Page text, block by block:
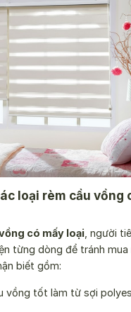
loại rèm cầu vồng
có mấy loại , người
từng dòng để tránh mua
biết gồm:
vồng tốt làm từ sợi